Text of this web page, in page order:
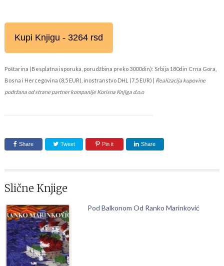
Kupi Knjigu - 3264 rsd
Poštarina (Besplatna isporuka, porudžbina preko 3000din): Srbija 180din Crna Gora,
Bosna i Hercegovina (8,5 EUR), inostranstvo DHL (7,5 EUR) | Realizacija kupovine
podržana od strane partner kompanije Korisna Knjiga d.o.o
Share Tweet Pin it Share
Slične Knjige
Pod Balkonom Od Ranko Marinković